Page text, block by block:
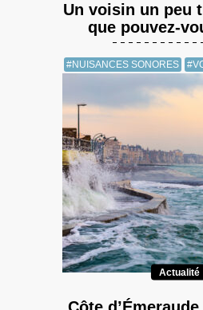
Un voisin un peu
que pouvez-
#NUISANCES SONORES
Actualité